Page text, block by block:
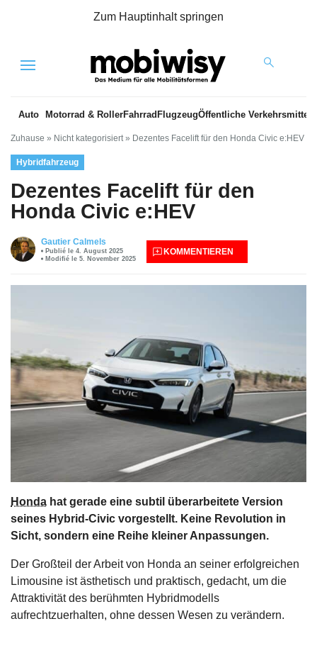
Zum Hauptinhalt springen
Menu
Auto Motorrad & RollerFahrrad FlugzeugÖffentliche Verkehrsmittel
Zuhause » Nicht kategorisiert » Dezentes Facelift für den Honda Civic e:HEV
Hybridfahrzeug
Dezentes Facelift für den
Honda Civic e:HEV
Gautier Calmels
Publié le 4. August 2025
Modifié le 5. November 2025
KOMMENTIEREN
Honda hat gerade eine subtil überarbeitete Version
seines Hybrid-Civic vorgestellt. Keine Revolution in
Sicht, sondern eine Reihe kleiner Anpassungen.
Der Großteil der Arbeit von Honda an seiner erfolgreichen
Limousine ist ästhetisch und praktisch, gedacht, um die
Attraktivität des berühmten Hybridmodells
aufrechtzuerhalten, ohne dessen Wesen zu verändern.